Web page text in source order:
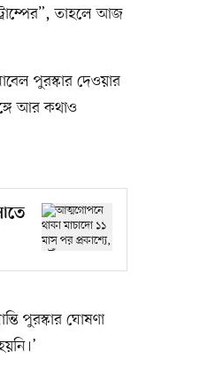
তাহলে আজ
পুরস্কার দেওয়ার
আর কথাও
পুরস্কার ঘোষণা